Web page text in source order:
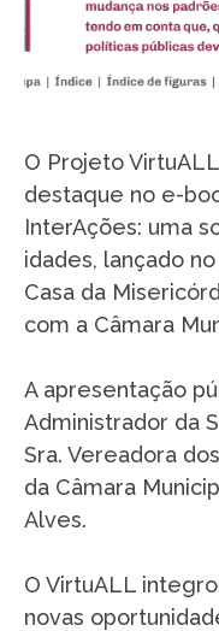
O Projeto
destaque no e-
InterAções: uma
idades, lançado
Casa da
com a Câmara
A apresentação
Administrador da
Sra. Vereadora
da Câmara
Alves.
O VirtuALL
novas